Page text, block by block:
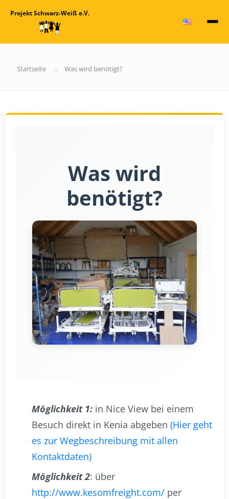
Projekt Schwarz-Weiß e.V.
Startseite Was wird benötigt?
Was wird
benötigt?
Möglichkeit 1: in Nice View bei einem
Besuch direkt in Kenia abgeben (Hier geht
es zur Wegbeschreibung mit allen
Kontaktdaten)
Möglichkeit 2: über
http://www.kesomfreight.com/ per